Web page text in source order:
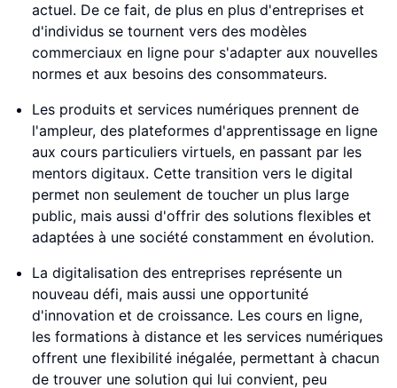
actuel. De ce fait, de plus en plus d'entreprises et
d'individus se tournent vers des modèles
commerciaux en ligne pour s'adapter aux nouvelles
normes et aux besoins des consommateurs.
Les produits et services numériques prennent de
l'ampleur, des plateformes d'apprentissage en ligne
aux cours particuliers virtuels, en passant par les
mentors digitaux. Cette transition vers le digital
permet non seulement de toucher un plus large
public, mais aussi d'offrir des solutions flexibles et
adaptées à une société constamment en évolution.
La digitalisation des entreprises représente un
nouveau défi, mais aussi une opportunité
d'innovation et de croissance. Les cours en ligne,
les formations à distance et les services numériques
offrent une flexibilité inégalée, permettant à chacun
de trouver une solution qui lui convient, peu